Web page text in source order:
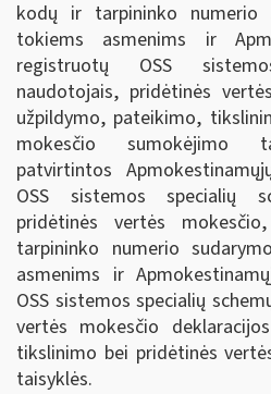
kodų ir tarpininko numerio
tokiems asmenims ir
registruotų OSS
naudotojais, pridėtinės
užpildymo, pateikimo,
mokesčio sumokėjimo
patvirtintos
OSS sistemos specialių
pridėtinės vertės
tarpininko numerio
asmenims ir
OSS sistemos specialių
vertės mokesčio
tikslinimo bei pridėtinės
taisyklės.